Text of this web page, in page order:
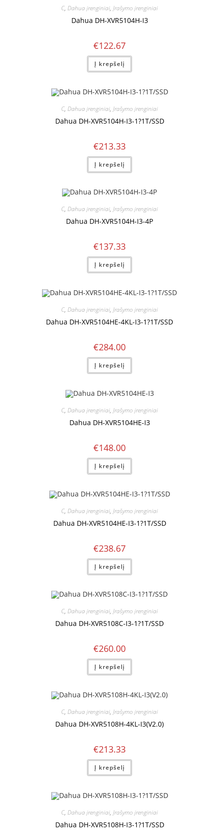
C, Dahua įrenginiai, Įrašymo įrenginiai
Dahua DH-XVR5104H-I3
€122.67
Į krepšelį
C, Dahua įrenginiai, Įrašymo įrenginiai
Dahua DH-XVR5104H-I3-1?1T/SSD
€213.33
Į krepšelį
C, Dahua įrenginiai, Įrašymo įrenginiai
Dahua DH-XVR5104H-I3-4P
€137.33
Į krepšelį
C, Dahua įrenginiai, Įrašymo įrenginiai
Dahua DH-XVR5104HE-4KL-I3-1?1T/SSD
€284.00
Į krepšelį
C, Dahua įrenginiai, Įrašymo įrenginiai
Dahua DH-XVR5104HE-I3
€148.00
Į krepšelį
C, Dahua įrenginiai, Įrašymo įrenginiai
Dahua DH-XVR5104HE-I3-1?1T/SSD
€238.67
Į krepšelį
C, Dahua įrenginiai, Įrašymo įrenginiai
Dahua DH-XVR5108C-I3-1?1T/SSD
€260.00
Į krepšelį
C, Dahua įrenginiai, Įrašymo įrenginiai
Dahua DH-XVR5108H-4KL-I3(V2.0)
€213.33
Į krepšelį
C, Dahua įrenginiai, Įrašymo įrenginiai
Dahua DH-XVR5108H-I3-1?1T/SSD